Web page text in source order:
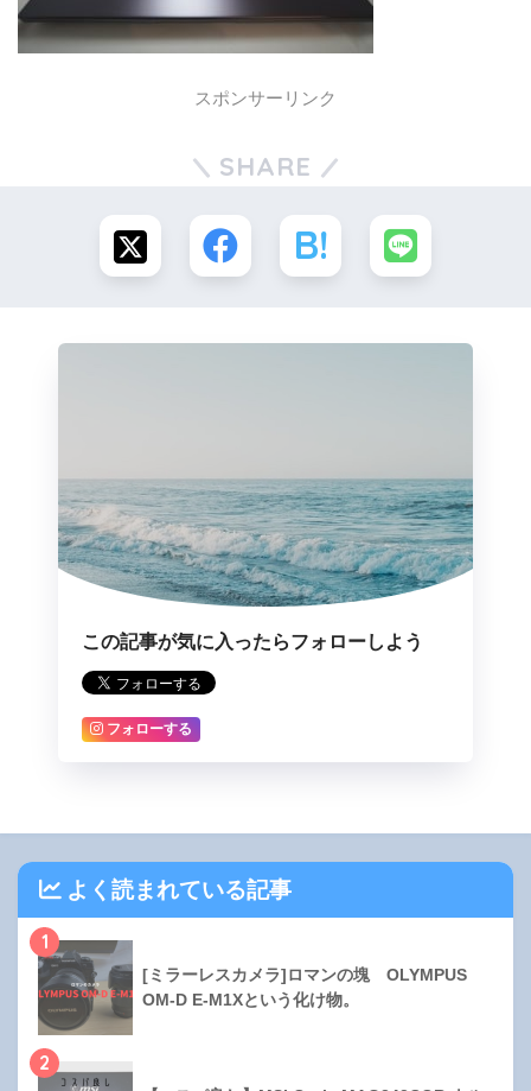
スポンサーリンク
SHARE
この記事が気に入ったらフォローしよう
フォローする
よく読まれている記事
1
[ミラーレスカメラ]ロマンの塊 OLYMPUS
OM-D E-M1Xという化け物。
2